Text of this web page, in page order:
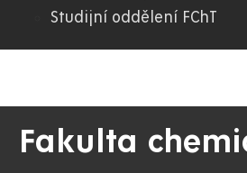
Studijní oddělení FChT
Fakulta